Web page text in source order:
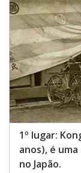
1º lugar:
anos), é
no Japão.